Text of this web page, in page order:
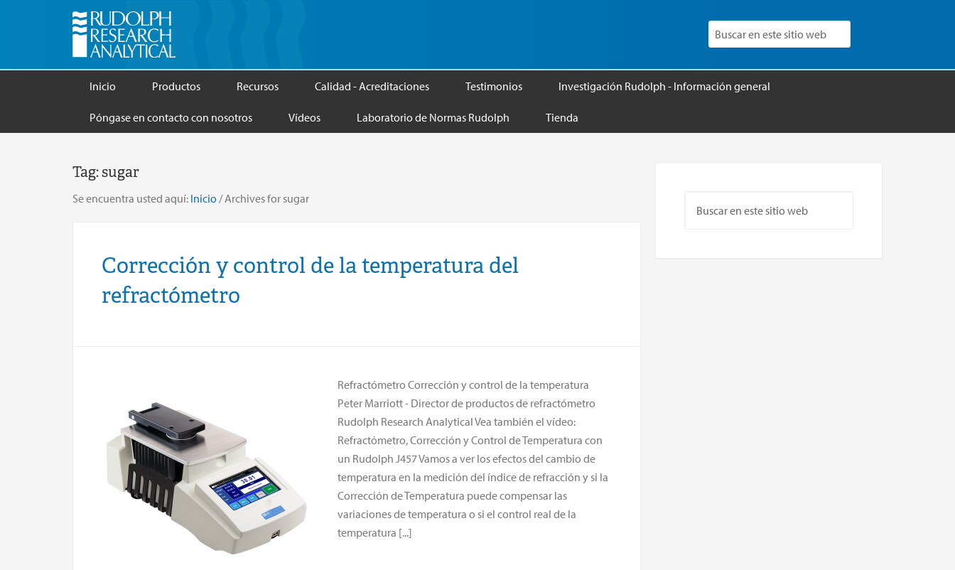
Inicio Productos Recursos Calidad - Acreditaciones Testimonios Investigación Rudolph - Información general
Póngase en contacto con nosotros Vídeos Laboratorio de Normas Rudolph Tienda
Tag:sugar
Se encuentra usted aquí: Inicio /Archives for sugar
Corrección y control de la temperatura del
refractómetro
Refractómetro Corrección y control de la temperatura
Peter Marriott - Director de productos de refractómetro
Rudolph Research Analytical Vea también el vídeo:
Refractómetro, Corrección y Control de Temperatura con
un Rudolph J457 Vamos a ver los efectos del cambio de
temperatura en la medición del índice de refracción y si la
Corrección de Temperatura puede compensar las
variaciones de temperatura o si el control real de la
temperatura [...]